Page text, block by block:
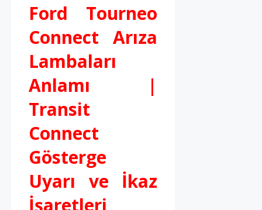
Ford Tourneo
Connect Arıza
Lambaları
Anlamı |
Transit
Connect
Gösterge
Uyarı ve İkaz
İşaretleri